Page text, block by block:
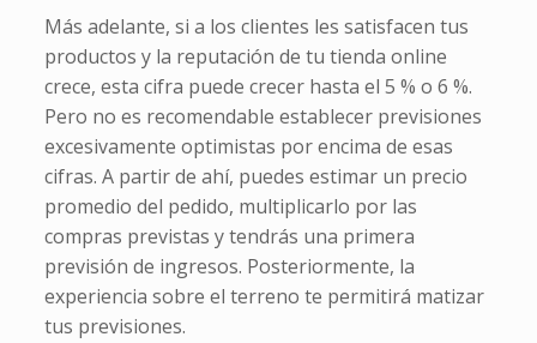
Más adelante, si a los clientes les satisfacen tus
productos y la reputación de tu tienda online
crece, esta cifra puede crecer hasta el 5 % o 6 %.
Pero no es recomendable establecer previsiones
excesivamente optimistas por encima de esas
cifras. A partir de ahí, puedes estimar un precio
promedio del pedido, multiplicarlo por las
compras previstas y tendrás una primera
previsión de ingresos. Posteriormente, la
experiencia sobre el terreno te permitirá matizar
tus previsiones.